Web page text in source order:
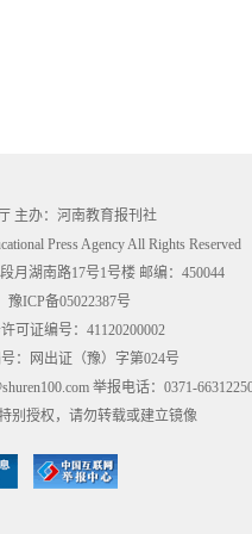
主办：河南教育报刊社
Press Agency All Rights Reserved
月湖南路17号1号楼 邮编：450044
豫ICP备05022387号
可证编号：41120200002
：网出证（豫）字第024号
举报电话：0371-
别授权，请勿转载或建立镜像